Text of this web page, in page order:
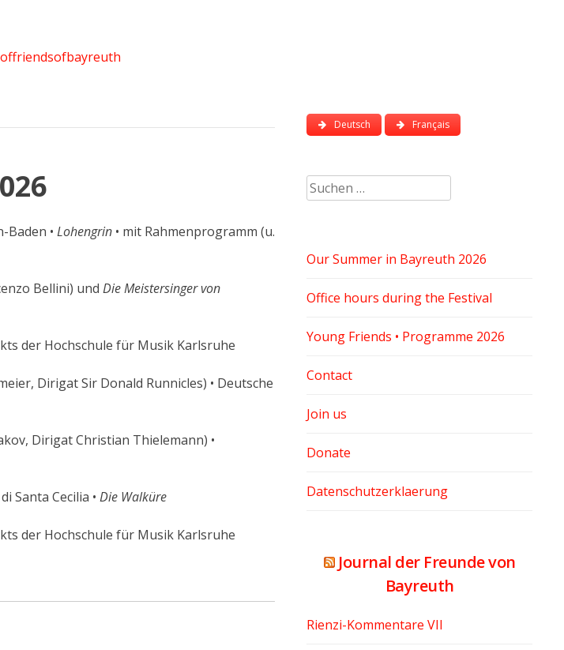
Baden • Lohengrin • mit Rahmenprogramm (u.
Bellini) und Die Meistersinger von
der Hochschule für Musik Karlsruhe
Dirigat Sir Donald Runnicles) • Deutsche
Dirigat Christian Thielemann) •
Santa Cecilia • Die Walküre
der Hochschule für Musik Karlsruhe
Deutsch Français
Suchen
nach:
Our Summer in Bayreuth 2026
Office hours during the Festival
Young Friends • Programme 2026
Contact
Join us
Donate
Datenschutzerklaerung
Journal der Freunde von
Bayreuth
Rienzi-Kommentare VII